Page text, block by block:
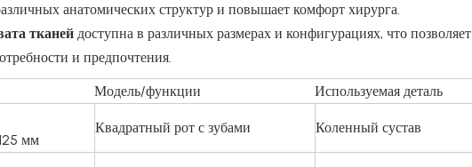
анатомических структур и повышает комфорт хирурга.
тканей доступна в различных размерах и конфигурациях, что позволяет
и предпочтения.
Модель/функции Используемая деталь
мм
Квадратный рот с зубами Коленный сустав